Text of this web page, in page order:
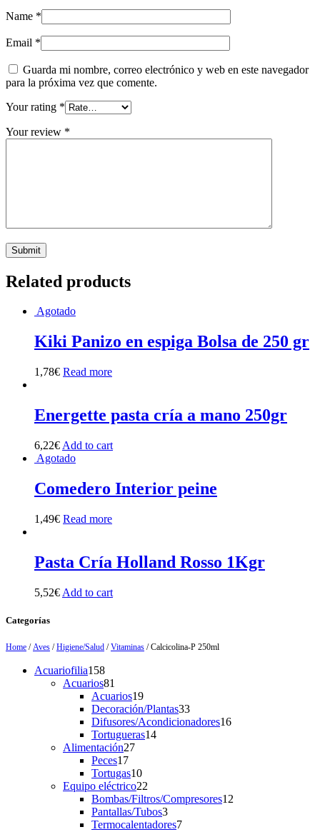
Name *
Email *
Guarda mi nombre, correo electrónico y web en este navegador
para la próxima vez que comente.
Your rating *
Your review *
Related products
Agotado
Kiki Panizo en espiga Bolsa de 250 gr
1,78€ Read more
Energette pasta cría a mano 250gr
6,22€ Add to cart
Agotado
Comedero Interior peine
1,49€ Read more
Pasta Cría Holland Rosso 1Kgr
5,52€ Add to cart
Categorías
Home /Aves /Higiene/Salud /Vitaminas / Calcicolina-P 250ml
Acuariofilia158158
products
Acuarios81
products
Acuarios1919
products
Decoración/Plantas3333
products
Difusores/Acondicionadores1616
Tortugueras1414
Alimentación2727
Peces1717
products
Tortugas1010
products
Equipo eléctrico22
products
Bombas/Filtros/Compresores12
Pantallas/Tubos33
products
Termocalentadores77